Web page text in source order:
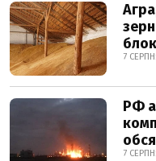
7
РФ
7